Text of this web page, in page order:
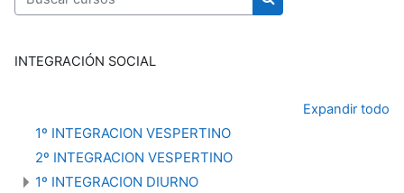
Buscar cursos
INTEGRACIÓN SOCIAL
Expandir todo
1º INTEGRACION VESPERTINO
2º INTEGRACION VESPERTINO
1º INTEGRACION DIURNO